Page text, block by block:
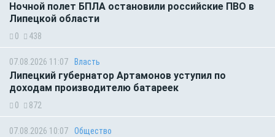
Ночной полет БПЛА остановили российские ПВО в
Липецкой области
0 438
07.08.2026 11:07 Власть
Липецкий губернатор Артамонов уступил по
доходам производителю батареек
0 872
07.08.2026 10:07 Общество